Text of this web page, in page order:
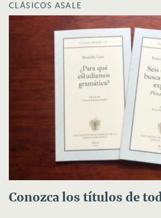
CLÁSICOS ASALE
Conozca los títulos de